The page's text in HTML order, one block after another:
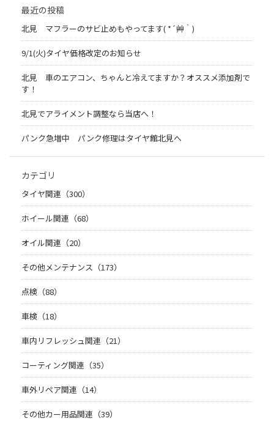
最近の投稿
北見 マフラーのサビ止めもやってます( *´艸｀)
9/1(火)タイヤ価格改定のお知らせ
北見 車のエアコン、ちゃんと冷えてますか？オススメ添加剤で
す！
北見でアライメント調整なら当店へ！
パンク急増中 パンク修理はタイヤ館北見へ
カテゴリ
タイヤ関連（300）
ホイール関連（68）
オイル関連（20）
その他メンテナンス（173）
点検（88）
車検（18）
車内リフレッシュ関連（21）
コーティング関連（35）
車外リペア関連（14）
その他カー用品関連（39）